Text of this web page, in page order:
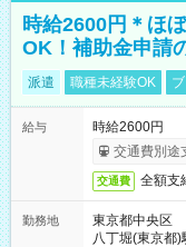
時給2600円＊ほ
OK！補助金申請
派遣 職種未経験OK
給与
時給2600円
交通費別途
交通費 全額支
勤務地
東京都中央区
八丁堀(東京都